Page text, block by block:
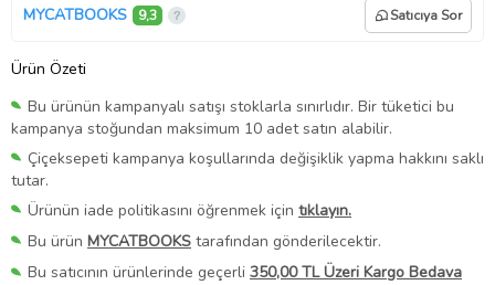
MYCATBOOKS 9,3 Satıcıya Sor
Ürün Özeti
Bu ürünün kampanyalı satışı stoklarla sınırlıdır. Bir tüketici bu
kampanya stoğundan maksimum 10 adet satın alabilir.
Çiçeksepeti kampanya koşullarında değişiklik yapma hakkını saklı
tutar.
Ürünün iade politikasını öğrenmek için tıklayın.
Bu ürün MYCATBOOKS tarafından gönderilecektir.
Bu satıcının ürünlerinde geçerli 350,00 TL Üzeri Kargo Bedava